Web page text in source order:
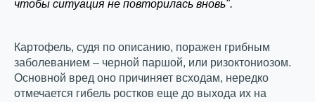
чтобы ситуация не повторилась вновь".
Картофель, судя по описанию, поражен грибным
заболеванием – черной паршой, или ризоктониозом.
Основной вред оно причиняет всходам, нередко
отмечается гибель ростков еще до выхода их на